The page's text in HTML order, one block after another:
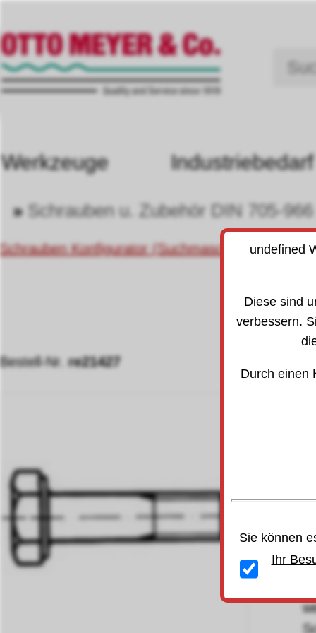
Werkzeuge Industriebedarf
» Schrauben u. Zubehör DIN 705-966
Schrauben Konfigurator (Suchmaschine)
Bestell-Nr.re21427
undefined
Diese sind
verbessern.
Durch einen
Sie können
Ihr